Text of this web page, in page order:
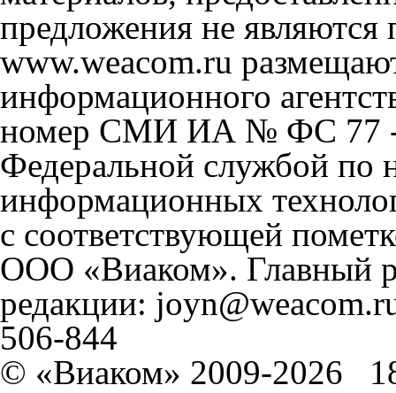
предложения не
www.weacom.ru
информационного
номер СМИ ИА № ФС 77 -
Федеральной службой по
информационных
с соответствующей
ООО «Виаком». Главный
редакции:
506-844
© «Виаком» 2009-2026